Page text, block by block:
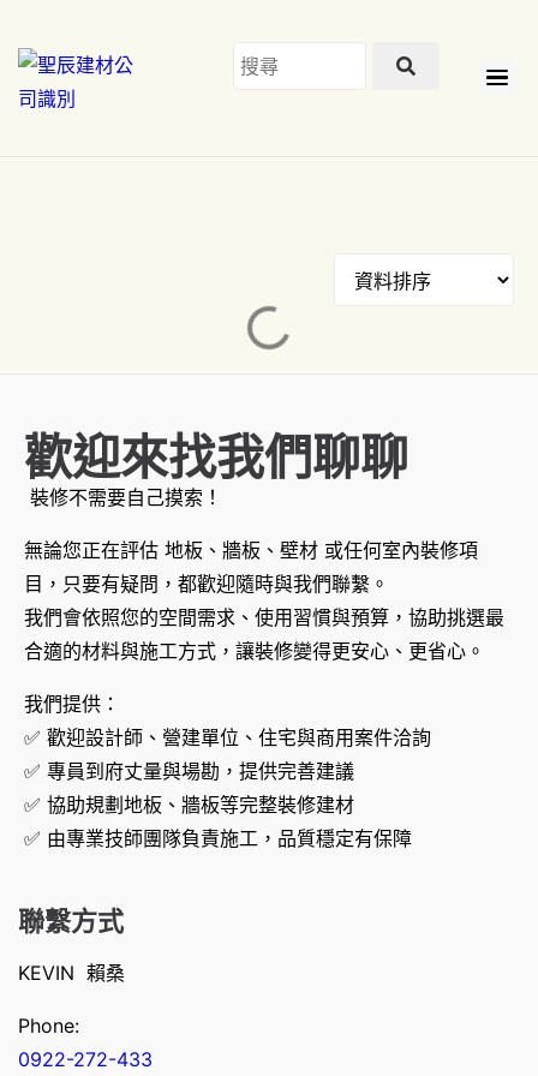
歡迎來找我們聊聊
裝修不需要自己摸索！
無論您正在評估 地板、牆板、壁材 或任何室內裝修項
目，只要有疑問，都歡迎隨時與我們聯繫。
我們會依照您的空間需求、使用習慣與預算，協助挑選最
合適的材料與施工方式，讓裝修變得更安心、更省心。
我們提供：
✅ 歡迎設計師、營建單位、住宅與商用案件洽詢
✅ 專員到府丈量與場勘，提供完善建議
✅ 協助規劃地板、牆板等完整裝修建材
✅ 由專業技師團隊負責施工，品質穩定有保障
聯繫方式
KEVIN 賴桑
Phone:
0922-272-433